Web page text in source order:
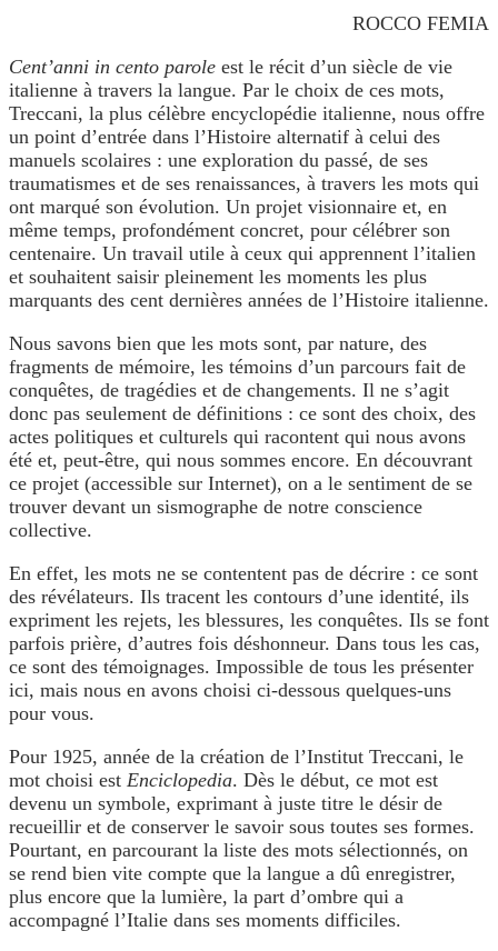
ROCCO FEMIA
Cent’anni in cento parole est le récit d’un siècle de vie
italienne à travers la langue. Par le choix de ces mots,
Treccani, la plus célèbre encyclopédie italienne, nous offre
un point d’entrée dans l’Histoire alternatif à celui des
manuels scolaires : une exploration du passé, de ses
traumatismes et de ses renaissances, à travers les mots qui
ont marqué son évolution. Un projet visionnaire et, en
même temps, profondément concret, pour célébrer son
centenaire. Un travail utile à ceux qui apprennent l’italien
et souhaitent saisir pleinement les moments les plus
marquants des cent dernières années de l’Histoire italienne.
Nous savons bien que les mots sont, par nature, des
fragments de mémoire, les témoins d’un parcours fait de
conquêtes, de tragédies et de changements. Il ne s’agit
donc pas seulement de définitions : ce sont des choix, des
actes politiques et culturels qui racontent qui nous avons
été et, peut-être, qui nous sommes encore. En découvrant
ce projet (accessible sur Internet), on a le sentiment de se
trouver devant un sismographe de notre conscience
collective.
En effet, les mots ne se contentent pas de décrire : ce sont
des révélateurs. Ils tracent les contours d’une identité, ils
expriment les rejets, les blessures, les conquêtes. Ils se font
parfois prière, d’autres fois déshonneur. Dans tous les cas,
ce sont des témoignages. Impossible de tous les présenter
ici, mais nous en avons choisi ci-dessous quelques-uns
pour vous.
Pour 1925, année de la création de l’Institut Treccani, le
mot choisi est Enciclopedia. Dès le début, ce mot est
devenu un symbole, exprimant à juste titre le désir de
recueillir et de conserver le savoir sous toutes ses formes.
Pourtant, en parcourant la liste des mots sélectionnés, on
se rend bien vite compte que la langue a dû enregistrer,
plus encore que la lumière, la part d’ombre qui a
accompagné l’Italie dans ses moments difficiles.